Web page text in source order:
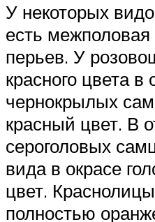
У некоторых
есть
перьев. У
красного цвета в
чернокрылых
красный цвет. В
сероголовых
вида в окрасе
цвет.
полностью